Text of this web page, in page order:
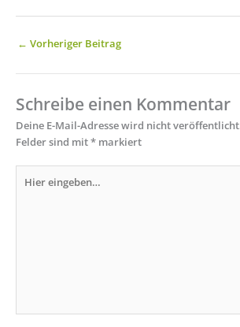
← Vorheriger Beitrag
Schreibe einen Kommentar
Deine E-Mail-Adresse wird nicht
Felder sind mit* markiert
eingeben…